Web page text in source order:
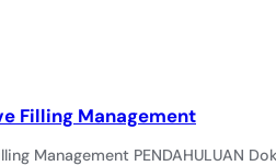
Filling Management
Management PENDAHULUAN